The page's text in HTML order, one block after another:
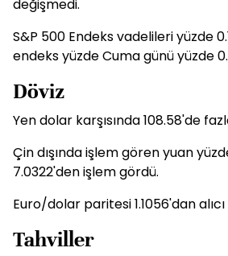
değişmedi.
S&P 500 Endeks vadelileri yüzde
endeks yüzde Cuma günü yüzde
Döviz
Yen dolar karşısında 108.58'de
Çin dışında işlem gören yuan
7.0322'den işlem gördü.
Euro/dolar paritesi 1.1056'dan
Tahviller